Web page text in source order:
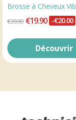
€39.90 €19.90 -€20.00
Découvrir